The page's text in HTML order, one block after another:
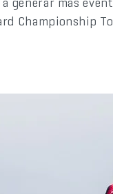
Championship